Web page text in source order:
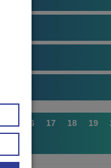
16 17 18 19